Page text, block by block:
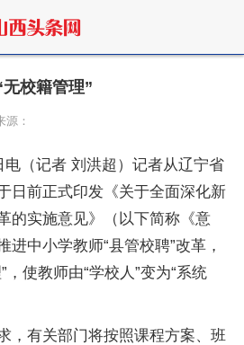
校籍管理”
：
电（记者 刘洪超）记者从辽宁省
日前正式印发《关于全面深化新
的实施意见》（以下简称《意
进中小学教师“县管校聘”改革，
，使教师由“学校人”变为“系统
，有关部门将按照课程方案、班